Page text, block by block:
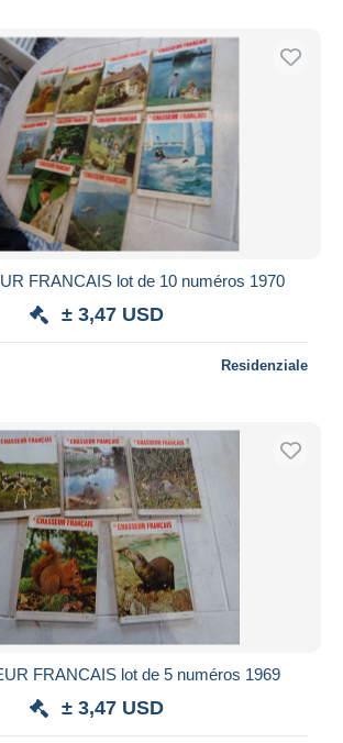
FRANCAIS lot de 10 numéros 1970
± 3,47 USD
Residenziale
FRANCAIS lot de 5 numéros 1969
± 3,47 USD